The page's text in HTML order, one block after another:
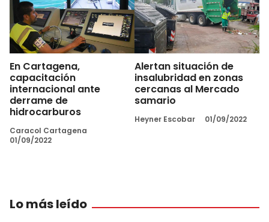
En Cartagena,
capacitación
internacional ante
derrame de
hidrocarburos
Caracol Cartagena
01/09/2022
Alertan situación de
insalubridad en zonas
cercanas al Mercado
samario
Heyner Escobar 01/09/2022
Lo más leído